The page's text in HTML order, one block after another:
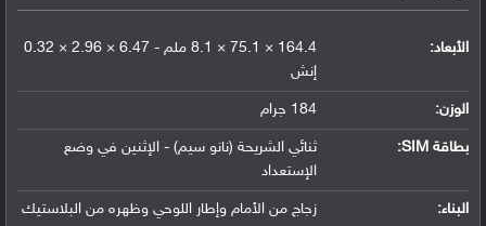
الأبعاد:
164.4 × 75.1 × 8.1 ملم - 6.47 × 2.96 × 0.32
إنش
الوزن: 184 جرام
بطاقة SIM:
ثنائي الشريحة (نانو سيم) - الإثنين في وضع
الإستعداد
البناء: زجاج من الأمام وإطار اللوحي وظهره من البلاستيك